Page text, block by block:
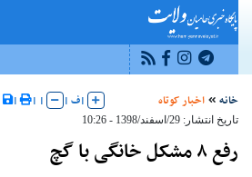
خانه اخبار کوتاه |ف |
|
|
|
تاریخ انتشار: 29/اسفند/1398 - 10:26
رفع ۸ مشکل خانگی با گچ